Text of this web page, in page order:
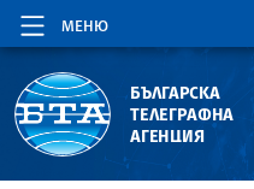
МЕНЮ
БЪЛГАРСКА
ТЕЛЕГРАФНА
АГЕНЦИЯ